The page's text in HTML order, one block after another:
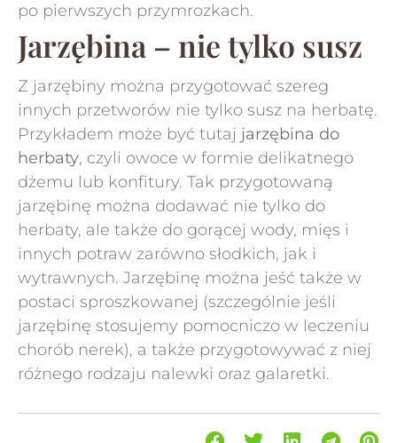
po pierwszych przymrozkach.
Jarzębina – nie tylko susz
Z jarzębiny można przygotować szereg
innych przetworów nie tylko susz na herbatę.
Przykładem może być tutaj jarzębina do
herbaty, czyli owoce w formie delikatnego
dżemu lub konfitury. Tak przygotowaną
jarzębinę można dodawać nie tylko do
herbaty, ale także do gorącej wody, mięs i
innych potraw zarówno słodkich, jak i
wytrawnych. Jarzębinę można jeść także w
postaci sproszkowanej (szczególnie jeśli
jarzębinę stosujemy pomocniczo w leczeniu
chorób nerek), a także przygotowywać z niej
różnego rodzaju nalewki oraz galaretki.